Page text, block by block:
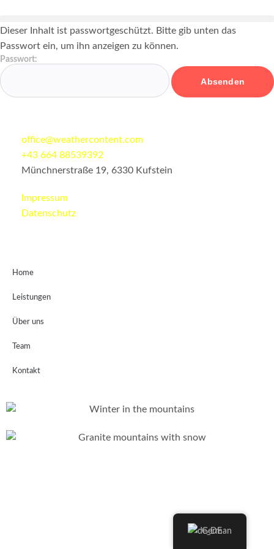
Dieser Inhalt ist passwortgeschützt. Bitte gib unten das
Passwort ein, um ihn anzeigen zu können.
Passwort:
office@weathercontent.com
+43 664 88539392
Münchnerstraße 19, 6330 Kufstein
Impressum
Datenschutz
German
Home
Leistungen
Über uns
Team
Kontakt